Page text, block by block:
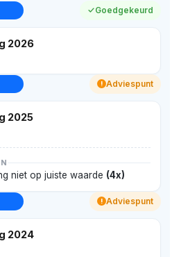
Goedgekeurd
2026
! Adviespunt
2025
niet op juiste waarde (4x)
! Adviespunt
2024